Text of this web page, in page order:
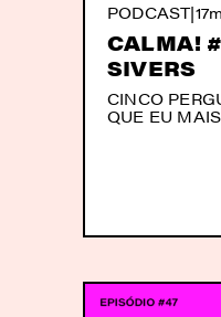
PODCAST|
CALMA!
SIVERS
CINCO
QUE EU